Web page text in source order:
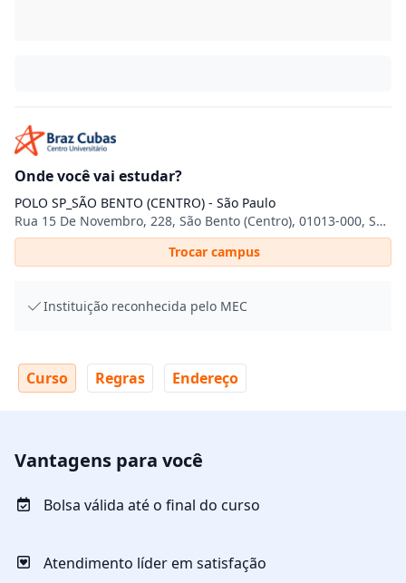
Onde você vai estudar?
POLO SP_SÃO BENTO (CENTRO) - São Paulo
Rua 15 De Novembro, 228, São Bento (Centro), 01013-000, São Paulo, SP
Trocar campus
Instituição reconhecida pelo MEC
Curso Regras Endereço
Vantagens para você
Bolsa válida até o final do curso
Atendimento líder em satisfação